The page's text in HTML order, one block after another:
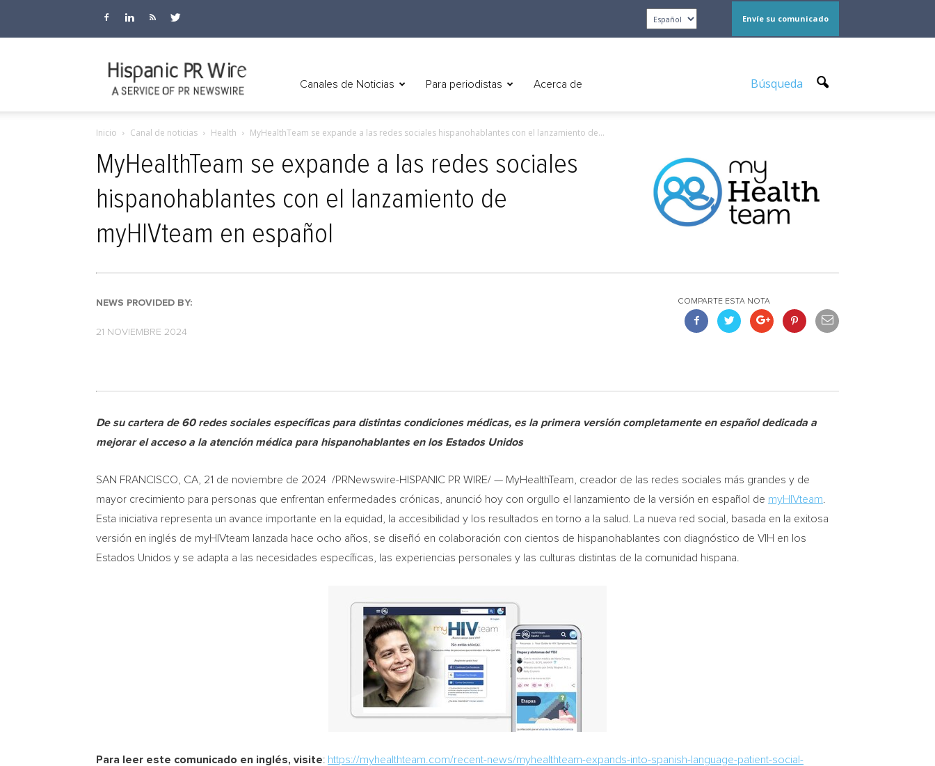
Envíe su comunicado
Canales de Noticias Para periodistas Acerca de Búsqueda
Inicio Canal de noticias Health MyHealthTeam se expande a las redes sociales hispanohablantes con el lanzamiento de...
MyHealthTeam se expande a las redes sociales
hispanohablantes con el lanzamiento de
myHIVteam en español
NEWS PROVIDED BY:
21 NOVIEMBRE 2024
COMPARTE ESTA NOTA
De su cartera de 60 redes sociales específicas para distintas condiciones médicas, es la primera versión completamente en español dedicada a
mejorar el acceso a la atención médica para hispanohablantes en los Estados Unidos
SAN FRANCISCO, CA 21 de noviembre de 2024 /PRNewswire-HISPANIC PR WIRE/ — MyHealthTeam, creador de las redes sociales más grandes y de
mayor crecimiento para personas que enfrentan enfermedades crónicas, anunció hoy con orgullo el lanzamiento de la versión en español de myHIVteam
Esta iniciativa representa un avance importante en la equidad, la accesibilidad y los resultados en torno a la salud. La nueva red social, basada en la exitosa
versión en inglés de myHIVteam lanzada hace ocho años, se diseñó en colaboración con cientos de hispanohablantes con diagnóstico de VIH en los
Estados Unidos y se adapta a las necesidades específicas, las experiencias personales y las culturas distintas de la comunidad hispana.
Para leer este comunicado en inglés, visite: https://myhealthteam.com/recent-news/myhealthteam-expands-into-spanish-language-patient-social-